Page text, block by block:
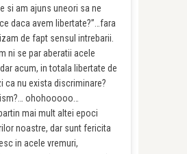
si am ajuns uneori sa ne
daca avem libertate?”…fara
de fapt sensul intrebarii.
ni se par aberatii acele
acum, in totala libertate de
ca nu exista discriminare?
ohohooooo…
mai mult altei epoci
noastre, dar sunt fericita
in acele vremuri,